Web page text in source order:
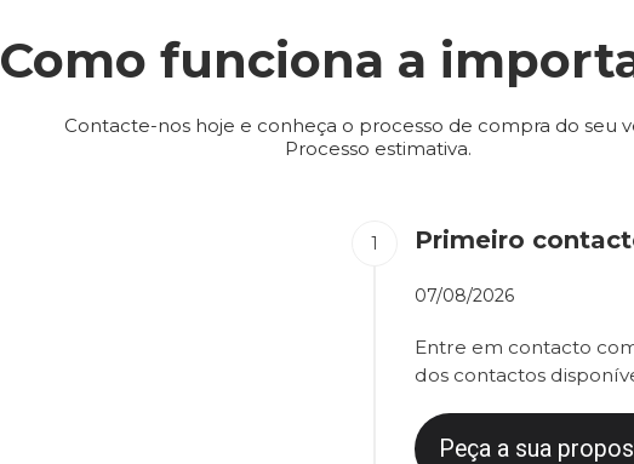
Como funciona a
Contacte-nos hoje e conheça o processo de compra do seu
Processo estimativa.
Primeiro
07/08/2026
Entre em contacto
dos contactos
Peça a sua